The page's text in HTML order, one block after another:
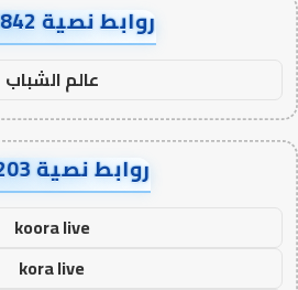
روابط نصية AA86842
عالم الشباب
روابط نصية AA4203
koora live
kora live